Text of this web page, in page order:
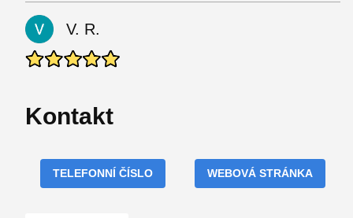
V. R.
Kontakt
TELEFONNÍ ČÍSLO WEBOVÁ STRÁNKA